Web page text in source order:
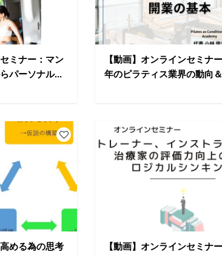
ミナー：マン
パーソナル...
【動画】オンラインセミナ
年のピラティス業界の動向
める為の思考
【動画】オンラインセミナ